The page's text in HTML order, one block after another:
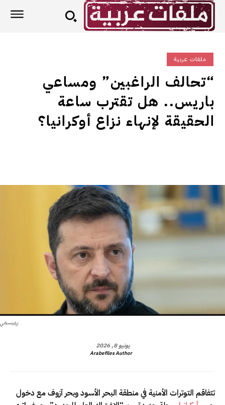
ملفات عربية
“تحالف الراغبين” ومساعي
باريس.. هل تقترب ساعة
الحقيقة لإنهاء نزاع أوكرانيا؟
زيلينسكي
يونيو 8, 2026
Arabefiles Author
تتفاقم التوترات الأمنية في منطقة البحر الأسود وبحر آزوف مع دخول